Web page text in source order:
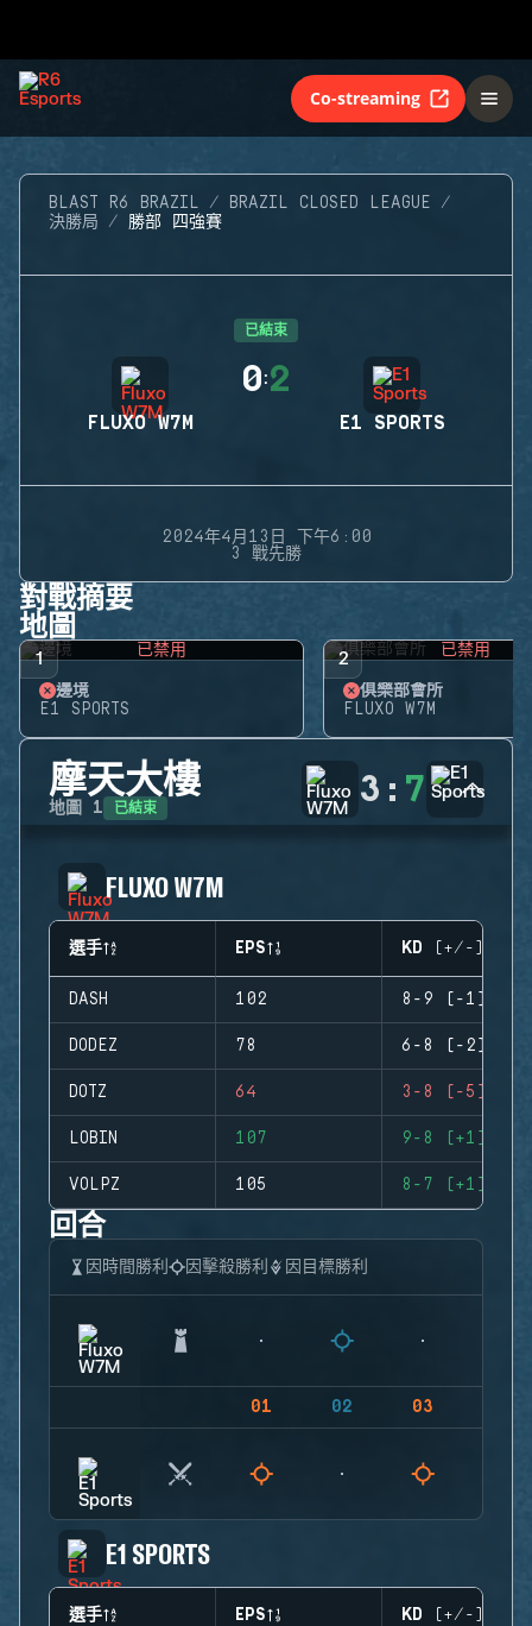
Co-streaming
BLAST R6 BRAZIL
BRAZIL CLOSED LEAGUE
決勝局
勝部 四強賽
已結束
FLUXO W7M
0:2
E1 SPORTS
2024年4月13日 下午6:00
3 戰先勝
對戰摘要
地圖
1 已禁用
邊境
E1 SPORTS
2 已禁用
俱樂部會所
FLUXO W7M
摩天大樓
地圖 1 已結束 3 : 7
FLUXO W7M
選手 EPS KD (+/-)
DASH 102 8-9 (-1)
DODEZ 78 6-8 (-2)
DOTZ 64 3-8 (-5)
LOBIN 107 9-8 (+1)
VOLPZ 105 8-7 (+1)
回合
因時間勝利 因擊殺勝利 因目標勝利
01 02 03
E1 SPORTS
選手 EPS KD (+/-)